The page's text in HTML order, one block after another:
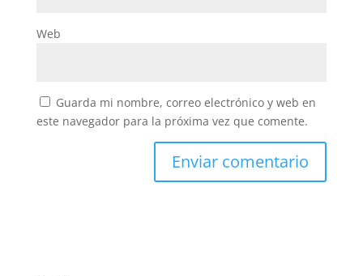
Web
Guarda mi nombre, correo electrónico y web en
este navegador para la próxima vez que comente.